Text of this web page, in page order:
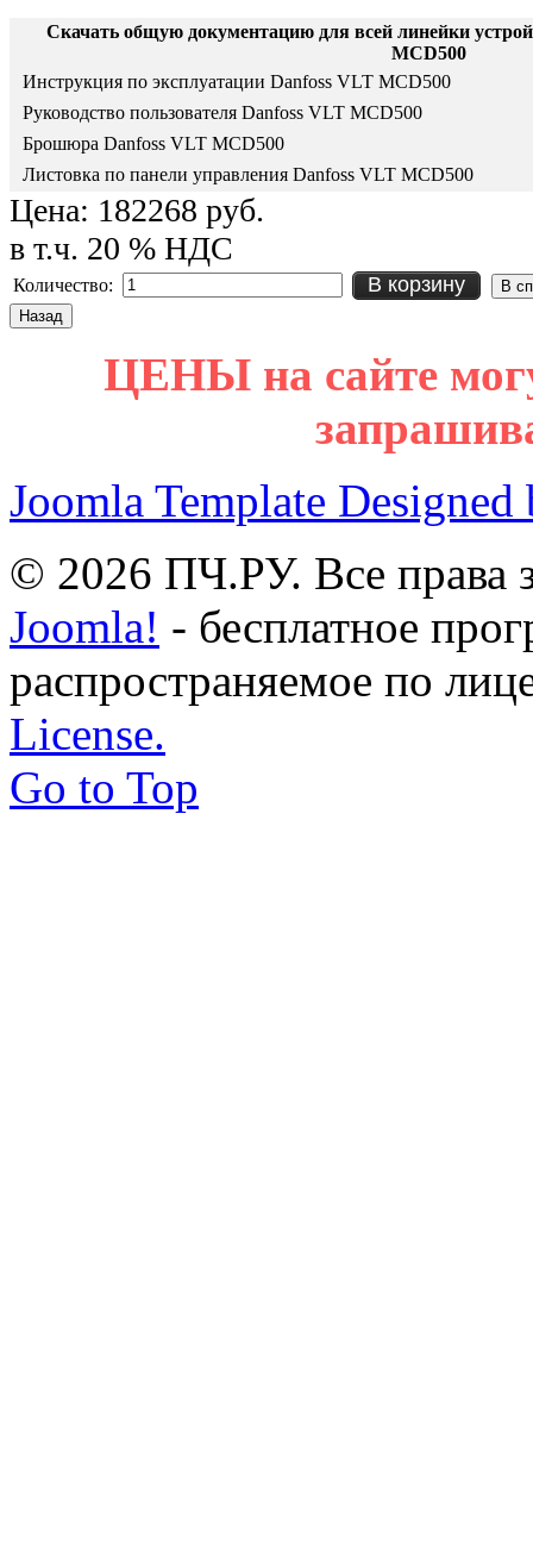
Скачать общую документацию для всей линейки
MCD500
Инструкция по эксплуатации Danfoss VLT MCD500
Руководство пользователя Danfoss VLT MCD500
Брошюра Danfoss VLT MCD500
Листовка по панели управления Danfoss VLT MCD500
Цена: 182268 руб.
в т.ч. 20 % НДС
Количество: В корзину
ЦЕНЫ на сайте
Joomla Template Designed
© 2026 ПЧ.РУ. Все права
Joomla! - бесплатное
распространяемое по
License.
Go to Top